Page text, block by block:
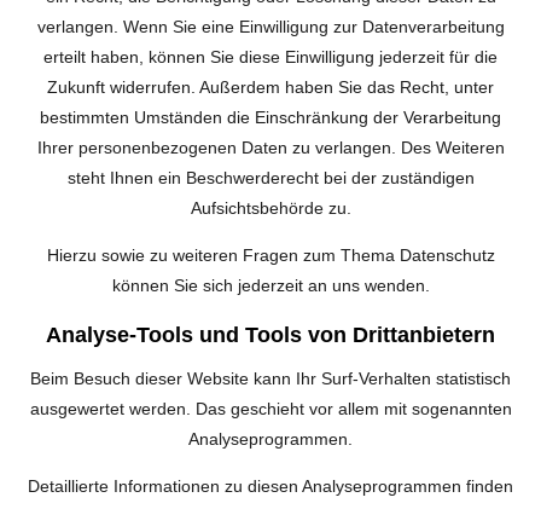
verlangen. Wenn Sie eine Einwilligung zur Datenverarbeitung
erteilt haben, können Sie diese Einwilligung jederzeit für die
Zukunft widerrufen. Außerdem haben Sie das Recht, unter
bestimmten Umständen die Einschränkung der Verarbeitung
Ihrer personenbezogenen Daten zu verlangen. Des Weiteren
steht Ihnen ein Beschwerderecht bei der zuständigen
Aufsichtsbehörde zu.
Hierzu sowie zu weiteren Fragen zum Thema Datenschutz
können Sie sich jederzeit an uns wenden.
Analyse-Tools und Tools von Drittanbietern
Beim Besuch dieser Website kann Ihr Surf-Verhalten statistisch
ausgewertet werden. Das geschieht vor allem mit sogenannten
Analyseprogrammen.
Detaillierte Informationen zu diesen Analyseprogrammen finden